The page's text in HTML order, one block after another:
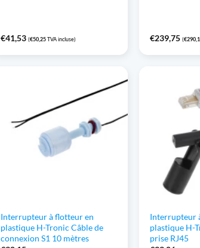
€41,53 (€50,25TVA incluse) €239,75 (€
Interrupteur à flotteur en
plastique H-Tronic Câble de
connexion S1 10 mètres
Interrupteur
plastique H-
prise RJ45